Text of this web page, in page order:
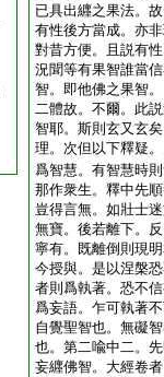
已具出纒之果法。
有性後方當成。亦
對昔方便。且説有
況聞等有果智誰當
智。即他佛之果智
二體故。不爾。此
智耶。斯則玄又玄
理。次但以下釋疑
爲智慧。有智慧時
那作衆生。釋中先
豈得言無。如壯士
無寶。後若離下。
寧有。既離倒則現
今授與。是以涅槃
者則爲執著。恐不
爲妄語。乍可執著
自覺聖智也。無礙
也。第二喩中二。
妄纒佛智。大經卷